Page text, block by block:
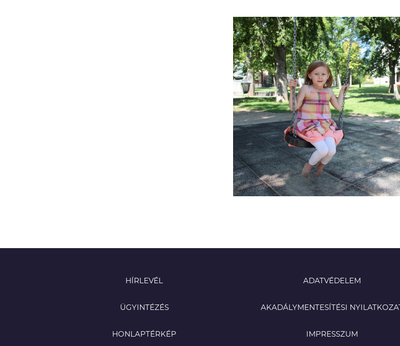
HÍRLEVÉL
ÜGYINTÉZÉS
HONLAPTÉRKÉP
ADATVÉDELEM
AKADÁLYMENTESÍTÉSI NYILATKOZAT
IMPRESSZUM